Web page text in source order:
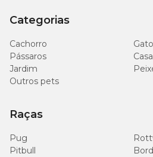
Categorias
Cachorro
Gato
Pássaros
Casa
Jardim
Outros pets
Raças
Pug
Pitbull